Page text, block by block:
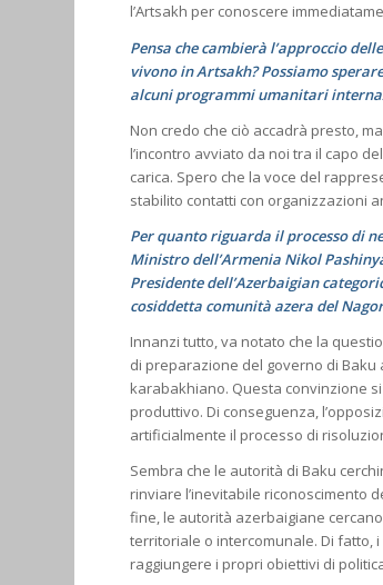
l’Artsakh per conoscere
Pensa che cambierà l’approccio
vivono in Artsakh? Possiamo
alcuni programmi umanitari
Non credo che ciò accadrà presto,
l’incontro avviato da noi tra il capo
carica. Spero che la voce del
stabilito contatti con organizzazioni
Per quanto riguarda il processo di
Ministro dell’Armenia Nikol
Presidente dell’Azerbaigian
cosiddetta comunità azera del
Innanzi tutto, va notato che la
di preparazione del governo di
karabakhiano. Questa convinzione
produttivo. Di conseguenza,
artificialmente il processo di
Sembra che le autorità di Baku
rinviare l’inevitabile riconoscimento
fine, le autorità azerbaigiane
territoriale o intercomunale. Di fatto,
raggiungere i propri obiettivi di